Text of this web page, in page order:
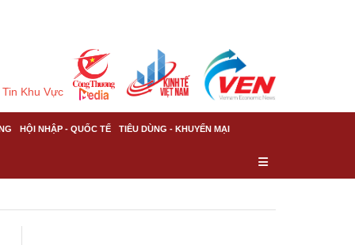
Tin Khu Vực
HỘI NHẬP - QUỐC TẾ TIÊU DÙNG - KHUYẾN MẠI